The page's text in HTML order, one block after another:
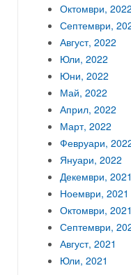
Октомври, 2022
Септември,
Август, 2022
Юли, 2022
Юни, 2022
Май, 2022
Април, 2022
Март, 2022
Февруари,
Януари, 2022
Декември, 2021
Ноември, 2021
Октомври, 2021
Септември,
Август, 2021
Юли, 2021